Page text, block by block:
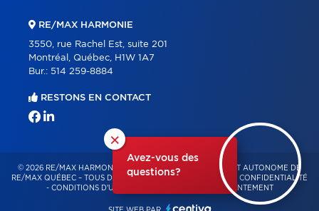
×
Avez-vous des
questions?
RE/MAX HARMONIE
3550, rue Rachel Est, suite 201
Montréal, Québec, H1W 1A7
Bur.: 514 259-8884
RESTONS EN CONTACT
© 2026 RE/MAX HARMONIE – FRANCHISÉ INDÉPENDANT ET AUTONOME DE
RE/MAX QUÉBEC – TOUS DROITS RÉSERVÉS -
POLITIQUE DE CONFIDENTIALITÉ
- CONDITIONS D'UTILISATION GESTION DU CONSENTEMENT